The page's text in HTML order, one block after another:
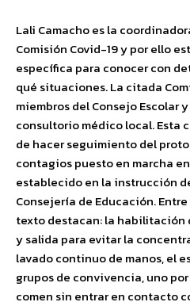
Lali Camacho es la
Comisión Covid-19 y por ello
específica para conocer con
qué situaciones. La citada
miembros del Consejo Escolar
consultorio médico local. Esta
de hacer seguimiento del
contagios puesto en marcha
establecido en la instrucción
Consejería de Educación.
texto destacan: la habilitación
y salida para evitar la
lavado continuo de manos, el
grupos de convivencia, uno
comen sin entrar en contacto